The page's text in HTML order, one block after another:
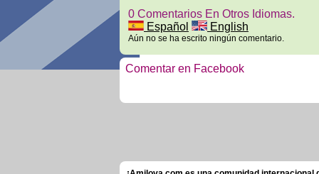
0 Comentarios En Otros Idiomas.
Español
English
Aún no se ha escrito ningún comentario.
Comentar en Facebook